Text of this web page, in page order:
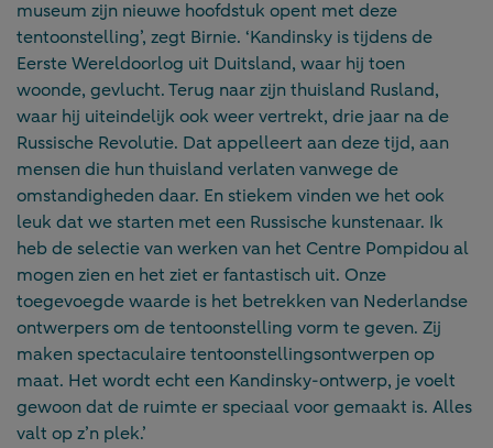
museum zijn nieuwe hoofdstuk opent met deze
tentoonstelling’, zegt Birnie. ‘Kandinsky is tijdens de
Eerste Wereldoorlog uit Duitsland, waar hij toen
woonde, gevlucht. Terug naar zijn thuisland Rusland,
waar hij uiteindelijk ook weer vertrekt, drie jaar na de
Russische Revolutie. Dat appelleert aan deze tijd, aan
mensen die hun thuisland verlaten vanwege de
omstandigheden daar. En stiekem vinden we het ook
leuk dat we starten met een Russische kunstenaar. Ik
heb de selectie van werken van het Centre Pompidou al
mogen zien en het ziet er fantastisch uit. Onze
toegevoegde waarde is het betrekken van Nederlandse
ontwerpers om de tentoonstelling vorm te geven. Zij
maken spectaculaire tentoonstellingsontwerpen op
maat. Het wordt echt een Kandinsky-ontwerp, je voelt
gewoon dat de ruimte er speciaal voor gemaakt is. Alles
valt op z’n plek.’